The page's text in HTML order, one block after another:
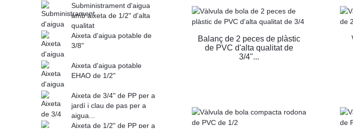
Subministrament d'aigua
amb aixeta de 1/2" d'alta
qualitat
Aixeta d'aigua potable de
3/8"
Aixeta d'aigua potable
EHAO de 1/2"
Aixeta de 3/4" de PP per a
jardí i clau de pas per a
aigua...
Aixeta de 1/2" de PP per a
Balanç de 2 peces de plàstic
de PVC d'alta qualitat de
3/4"...